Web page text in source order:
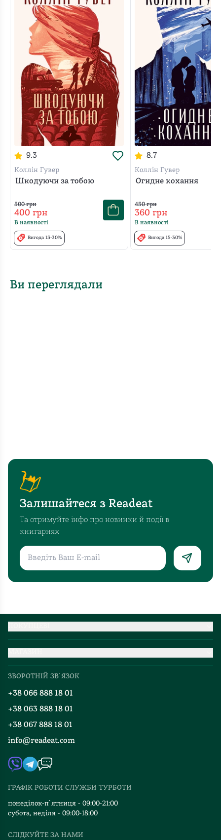
9.3
Коллін Гувер
Шкодуючи за тобою
500грн
400 грн
В наявності
Вигода 15-30%
8.7
Коллін Гувер
Огидне кохання
450грн
360грн
В наявності
Вигода 15-30%
Ви переглядали
Залишайтеся з Readeat
Та отримуйте інфо про новинки й події в
книгарнях
Добірки
Блог
Події
Книгарні
Контакти
Автори
Видавництва
Відгуки та оцінка RDT
ЗВОРОТНІЙ ЗВ`ЯЗОК
+38 066 888 18 01
+38 063 888 18 01
+38 067 888 18 01
info@readeat.com
ГРАФІК РОБОТИ СЛУЖБИ ТУРБОТИ
понеділок-п`ятниця - 09:00-21:00
субота, неділя - 09:00-18:00
СЛІДКУЙТЕ ЗА НАМИ